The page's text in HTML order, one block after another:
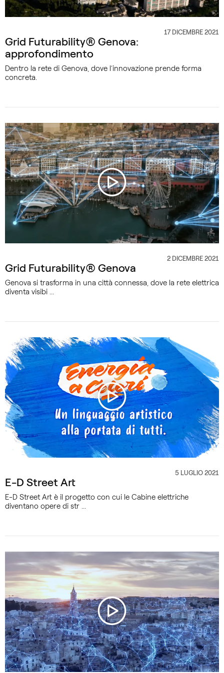
17 DICEMBRE 2021
Grid Futurability® Genova:
approfondimento
Dentro la rete di Genova, dove l’innovazione prende forma
concreta.
2 DICEMBRE 2021
Grid Futurability® Genova
Genova si trasforma in una città connessa, dove la rete elettrica
diventa visibi ...
5 LUGLIO 2021
E-D Street Art
E-D Street Art è il progetto con cui le Cabine elettriche
diventano opere di str ...